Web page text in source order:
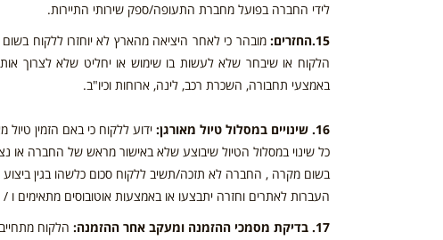
לידי החברה בפועל מחברת התעופה/ספק שירותי התיירות.
15.החזרים:
מובהר כי לאחר היציאה מהארץ לא יוחזרו ללקוח
הלקוח או שיבחר שלא לעשות בו שימוש או יחליט שלא לצרוך
באמצעי תחבורה, השכרת רכב, לינה, ארוחות וכיו"ב.
16. שינויים במסלול טיול מאורגן:
ידוע ללקוח כי באם הזמין
כל שינוי במסלול הטיול שיבוצע שלא באישור מראש של החברה או
בשום מקרה , החברה לא תזכה/תשיב ללקוח סכום כלשהו בגין ביצוע
העברות לאתרים וחזרה יתבצעו או באמצעות אוטובוסים
17. בדיקת מסמכי ההזמנה ומעקב אחר ההזמנה:
הלקוח